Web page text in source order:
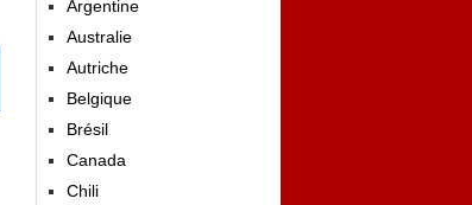
Argentine
Australie
Autriche
Belgique
Brésil
Canada
Chili